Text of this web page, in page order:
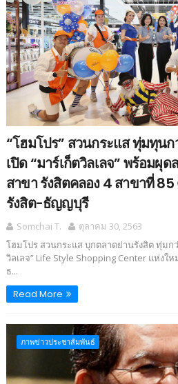
“โฮมโปร” สวนกระแส ทุ่มทุน
เปิด “มาร์เก็ตวิลเลจ” พร้อมผุ
สาขา รังสิตคลอง 4 สาขาที่
รังสิต-ธัญญบุรี
Somchai T.
ตุลาคม 30, 2563
โฮมโปร สวนกระแส บุกตลาดย่านรังสิต ทุ่มกว่
วิลเลจ” Life Style Shopping Center แห่ง
ธ...
Read More
ภาพข่าวประชาสัมพันธ์